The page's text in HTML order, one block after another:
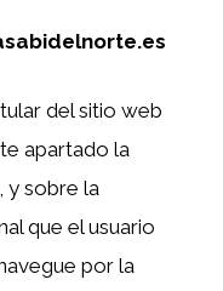
del sitio web
apartado la
y sobre la
que el usuario
por la